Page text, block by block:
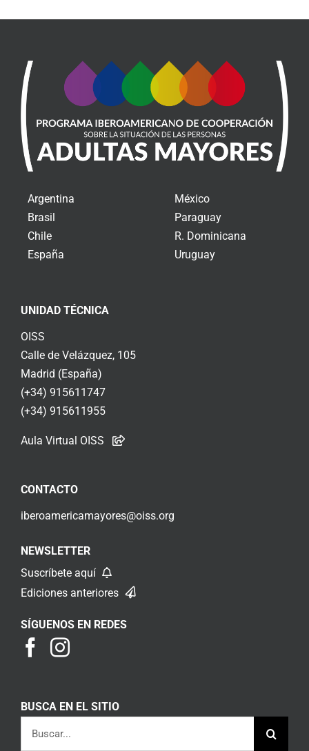
Argentina
Brasil
Chile
España
México
Paraguay
R. Dominicana
Uruguay
UNIDAD TÉCNICA
OISS
Calle de Velázquez, 105
Madrid (España)
(+34) 915611747
(+34) 915611955
Aula Virtual OISS
CONTACTO
iberoamericamayores@oiss.org
NEWSLETTER
Suscríbete aquí
Ediciones anteriores
SÍGUENOS EN REDES
BUSCA EN EL SITIO